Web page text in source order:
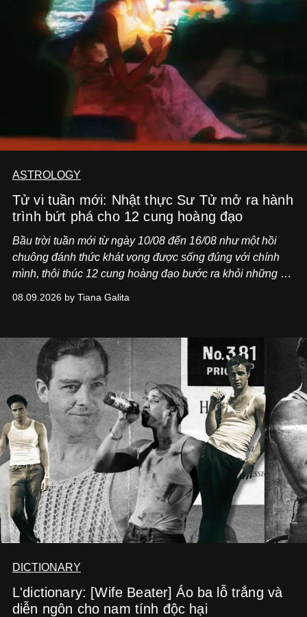
ASTROLOGY
Tử vi tuần mới: Nhật thực Sư Tử mở ra hành
trình bứt phá cho 12 cung hoàng đạo
Bầu trời tuần mới từ ngày 10/08 đến 16/08 như một hồi
chuông đánh thức khát vọng được sống đúng với chính
mình, thôi thúc 12 cung hoàng đạo bước ra khỏi những vỏ
08.09.2026 by Tiana Galita
DICTIONARY
L'dictionary: [Wife Beater] Áo ba lỗ trắng và
diễn ngôn cho nam tính độc hại